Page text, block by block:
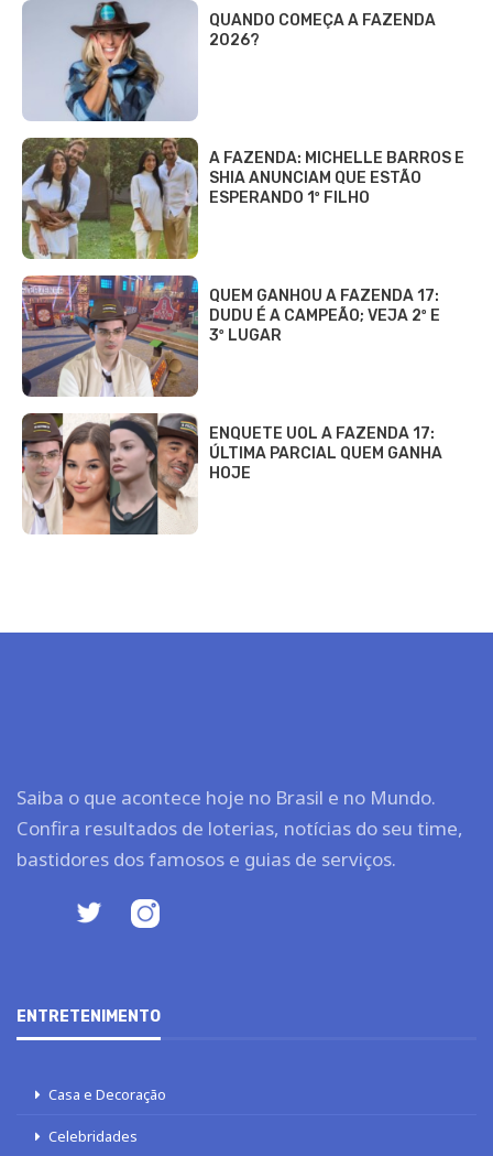
QUANDO COMEÇA A FAZENDA
2026?
A FAZENDA: MICHELLE BARROS E
SHIA ANUNCIAM QUE ESTÃO
ESPERANDO 1º FILHO
QUEM GANHOU A FAZENDA 17:
DUDU É A CAMPEÃO; VEJA 2º E
3º LUGAR
ENQUETE UOL A FAZENDA 17:
ÚLTIMA PARCIAL QUEM GANHA
HOJE
Saiba o que acontece hoje no Brasil e no Mundo.
Confira resultados de loterias, notícias do seu time,
bastidores dos famosos e guias de serviços.
ENTRETENIMENTO
Casa e Decoração
Celebridades